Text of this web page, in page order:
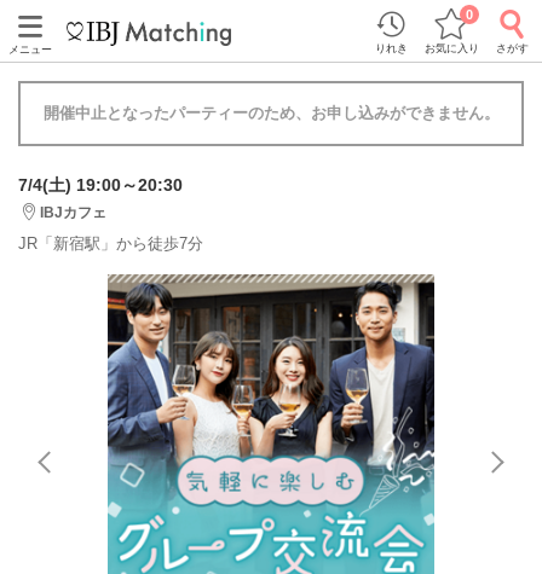
メニュー りれき お気に入り
0
さがす
開催中止となったパーティーのため、お申し込みができません。
7/4(土) 19:00～20:30
IBJカフェ
JR「新宿駅」から徒歩7分